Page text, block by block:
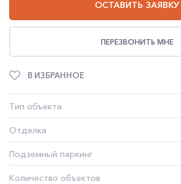
ОСТАВИТЬ ЗАЯВКУ
ПЕРЕЗВОНИТЬ МНЕ
В ИЗБРАННОЕ
Тип объекта
Отделка
Подземный паркинг
Количество объектов